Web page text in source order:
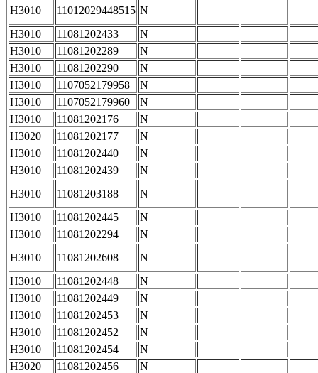
H3010 11012029448515 N
H3010
11081202433
N
H3010
11081202289
N
H3010
11081202290
N
H3010
1107052179958
N
H3010
1107052179960
N
H3010
11081202176
N
H3020
11081202177
N
H3010
11081202440
N
H3010
11081202439
N
H3010
11081203188
N
H3010
11081202445
N
H3010
11081202294
N
H3010
11081202608
N
H3010
11081202448
N
H3010
11081202449
N
H3010
11081202453
N
H3010
11081202452
N
H3010
11081202454
N
H3020
11081202456
N